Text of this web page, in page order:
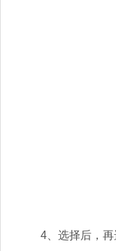
4、选择后，再选